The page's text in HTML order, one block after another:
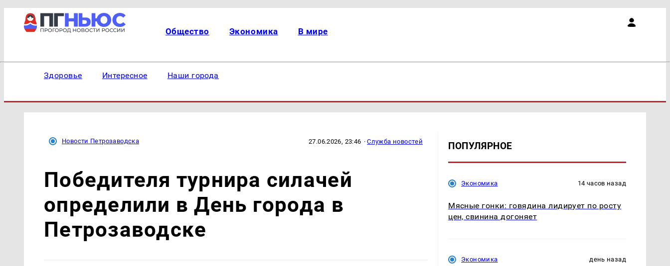
Общество Экономика В мире
Здоровье Интересное Наши города
Новости Петрозаводска 27.06.2026, 23:46 ·Служба новостей
Победителя турнира силачей
определили в День города в
Петрозаводске
ПОПУЛЯРНОЕ
Экономика 14 часов назад
Мясные гонки: говядина лидирует по росту
цен, свинина догоняет
Экономика день назад